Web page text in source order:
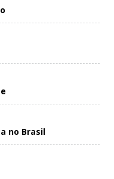
no Brasil